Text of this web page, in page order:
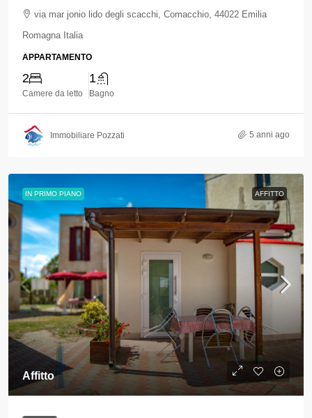
via mar jonio lido degli scacchi, Comacchio, 44022 Emilia
Romagna Italia
APPARTAMENTO
2
Camere da letto
1
Bagno
Immobiliare Pozzati 5 anni ago
IN PRIMO PIANO AFFITTO
Affitto